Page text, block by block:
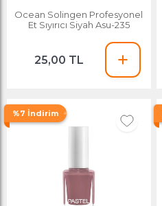
Ocean Solingen Profesyonel
Et Sıyırıcı Siyah Asu-235
25,00 TL
%7 İndirim